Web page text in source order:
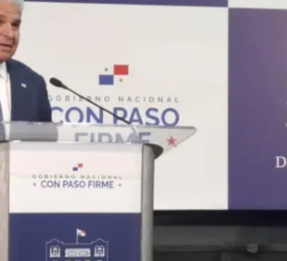
Video, Japón: Terremoto
daños en Kumamoto